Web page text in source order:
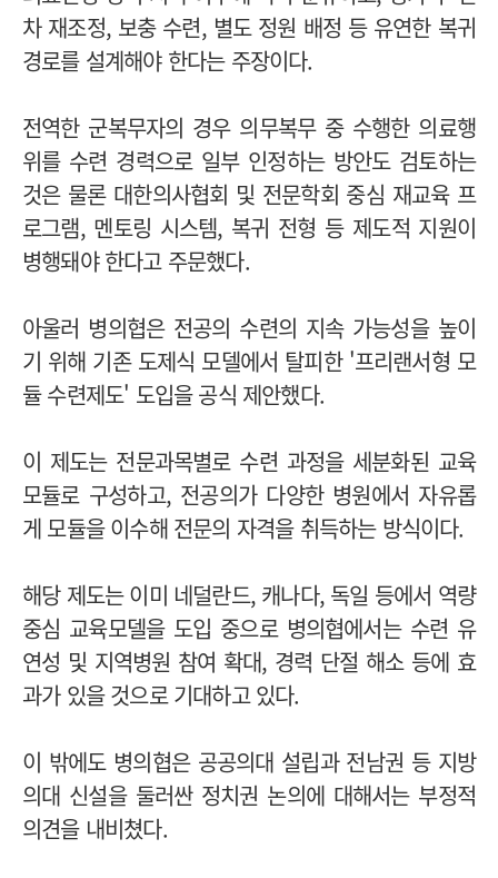
차 재조정, 보충 수련, 별도 정원 배정 등 유연한 복귀
경로를 설계해야 한다는 주장이다.
전역한 군복무자의 경우 의무복무 중 수행한 의료행
위를 수련 경력으로 일부 인정하는 방안도 검토하는
것은 물론 대한의사협회 및 전문학회 중심 재교육 프
로그램, 멘토링 시스템, 복귀 전형 등 제도적 지원이
병행돼야 한다고 주문했다.
아울러 병의협은 전공의 수련의 지속 가능성을 높이
기 위해 기존 도제식 모델에서 탈피한 '프리랜서형 모
듈 수련제도' 도입을 공식 제안했다.
이 제도는 전문과목별로 수련 과정을 세분화된 교육
모듈로 구성하고, 전공의가 다양한 병원에서 자유롭
게 모듈을 이수해 전문의 자격을 취득하는 방식이다.
해당 제도는 이미 네덜란드, 캐나다, 독일 등에서 역량
중심 교육모델을 도입 중으로 병의협에서는 수련 유
연성 및 지역병원 참여 확대, 경력 단절 해소 등에 효
과가 있을 것으로 기대하고 있다.
이 밖에도 병의협은 공공의대 설립과 전남권 등 지방
의대 신설을 둘러싼 정치권 논의에 대해서는 부정적
의견을 내비쳤다.